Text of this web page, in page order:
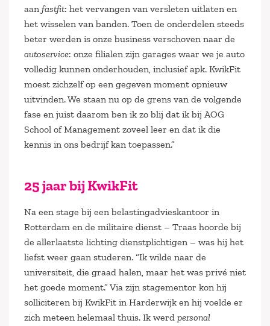
aan fastfit: het vervangen van versleten uitlaten en
het wisselen van banden. Toen de onderdelen steeds
beter werden is onze business verschoven naar de
autoservice: onze filialen zijn garages waar we je auto
volledig kunnen onderhouden, inclusief apk. KwikFit
moest zichzelf op een gegeven moment opnieuw
uitvinden. We staan nu op de grens van de volgende
fase en juist daarom ben ik zo blij dat ik bij AOG
School of Management zoveel leer en dat ik die
kennis in ons bedrijf kan toepassen.”
25 jaar bij KwikFit
Na een stage bij een belastingadvieskantoor in
Rotterdam en de militaire dienst – Traas hoorde bij
de allerlaatste lichting dienstplichtigen – was hij het
liefst weer gaan studeren. “Ik wilde naar de
universiteit, die graad halen, maar het was privé niet
het goede moment.” Via zijn stagementor kon hij
solliciteren bij KwikFit in Harderwijk en hij voelde er
zich meteen helemaal thuis. Ik werd personal